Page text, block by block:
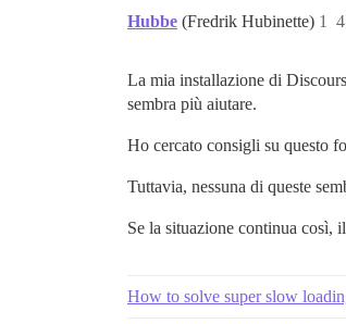
Hubbe (Fredrik Hubinette) 1
La mia installazione di
sembra più aiutare.
Ho cercato consigli su questo
Tuttavia, nessuna di queste
Se la situazione continua così,
How to solve super slow